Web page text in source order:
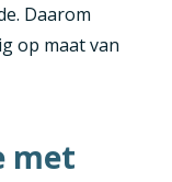
Daarom
op maat van
met